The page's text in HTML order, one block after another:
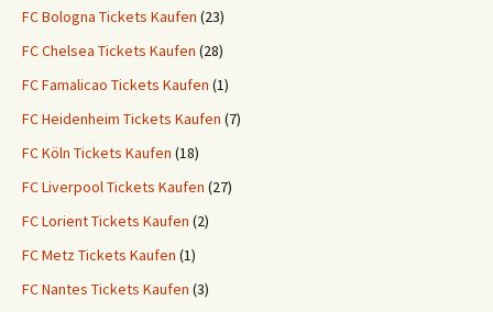
FC Bologna Tickets Kaufen (23)
FC Chelsea Tickets Kaufen (28)
FC Famalicao Tickets Kaufen (1)
FC Heidenheim Tickets Kaufen (7)
FC Köln Tickets Kaufen (18)
FC Liverpool Tickets Kaufen (27)
FC Lorient Tickets Kaufen (2)
FC Metz Tickets Kaufen (1)
FC Nantes Tickets Kaufen (3)